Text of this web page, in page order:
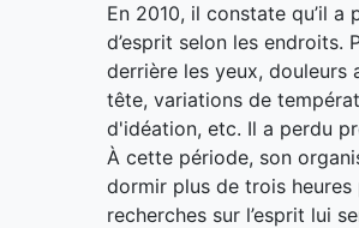
En 2010, il constate qu’il
d’esprit selon les endroits.
derrière les yeux, douleurs
tête, variations de
d'idéation, etc. Il a perdu
À cette période, son
dormir plus de trois heures
recherches sur l’esprit lui